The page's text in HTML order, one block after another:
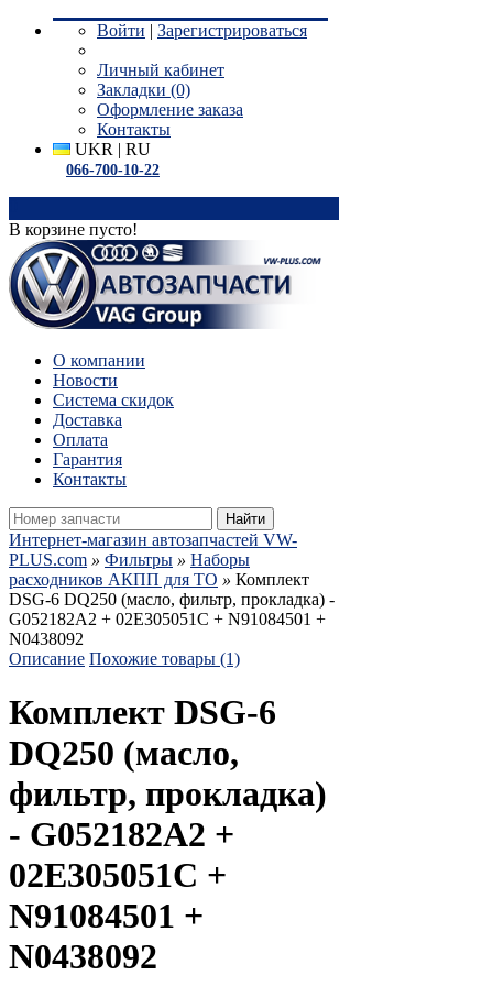
Войти | Зарегистрироваться
Личный кабинет
Закладки (0)
Оформление заказа
Контакты
UKR | RU
066-700-10-22
В корзине пусто!
О компании
Новости
Система скидок
Доставка
Оплата
Гарантия
Контакты
Найти
Интернет-магазин автозапчастей VW-
PLUS.com » Фильтры » Наборы
расходников АКПП для ТО » Комплект
DSG-6 DQ250 (масло, фильтр, прокладка) -
G052182A2 + 02E305051C + N91084501 +
N0438092
Описание Похожие товары (1)
Комплект DSG-6
DQ250 (масло,
фильтр, прокладка)
- G052182A2 +
02E305051C +
N91084501 +
N0438092